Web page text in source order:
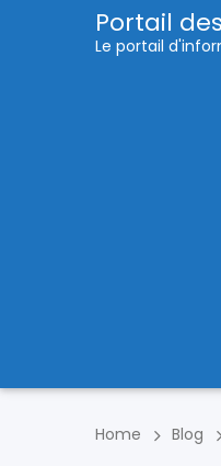
Portail
Le portail
Home Blog